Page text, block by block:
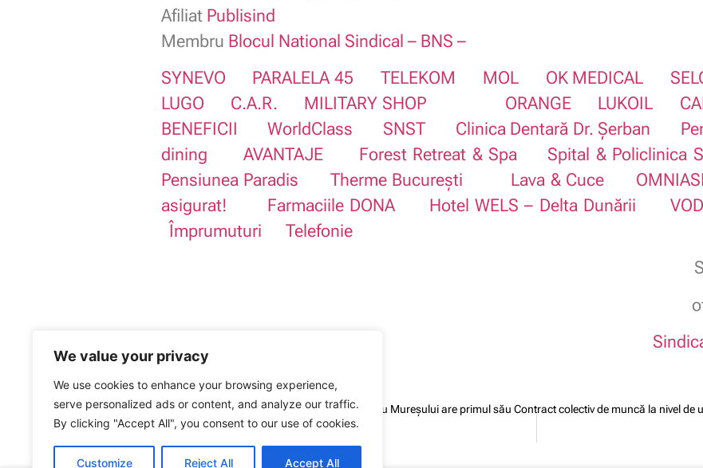
We value your privacy
We use cookies to enhance your browsing experience,
serve personalized ads or content, and analyze our traffic.
By clicking "Accept All", you consent to our use of cookies.
Customize Reject All Accept All
Afiliat Publisind
Membru Blocul National Sindical – BNS –
SYNEVO
PARALELA 45 TELEKOM MOL OK MEDICAL
LUGO
C.A.R. MILITARY SHOP ORANGE LUKOIL
BENEFICII
WorldClass SNST Clinica Dentară Dr. Șerban
dining
AVANTAJE Forest Retreat & Spa Spital & Policlinica
Pensiunea Paradis
Therme București Lava & Cuce
asigurat!
Farmaciile DONA Hotel WELS – Delta Dunării
Împrumuturi
Telefonie
Sindicatul Național Sport și Tineret: CSN Izvoru Mureşului are primul său Contract colectiv de muncă la nivel de
ARTICOLUL ANTERIOR